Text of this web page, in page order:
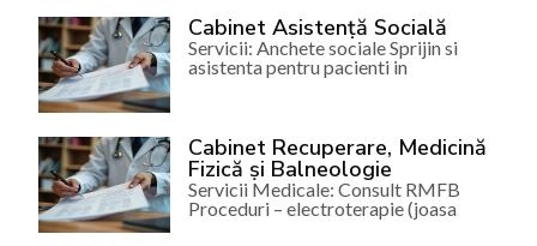
Cabinet Asistență Socială
Servicii: Anchete sociale Sprijin si
asistenta pentru pacienti in
Cabinet Recuperare, Medicină
Fizică și Balneologie
Servicii Medicale: Consult RMFB
Proceduri – electroterapie (joasa